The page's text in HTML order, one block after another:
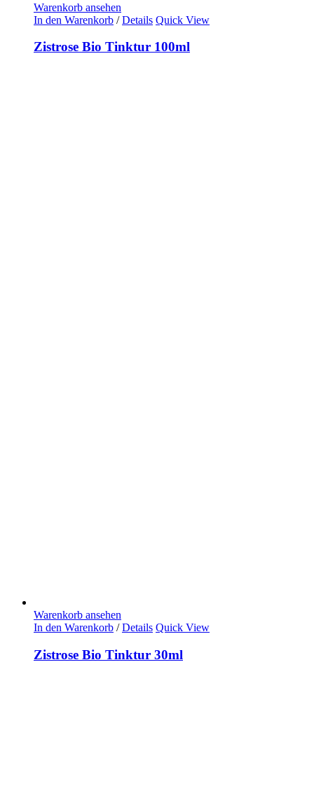
Warenkorb ansehen
In den Warenkorb / Details Quick View
Zistrose Bio Tinktur 100ml
Warenkorb ansehen
In den Warenkorb / Details Quick View
Zistrose Bio Tinktur 30ml